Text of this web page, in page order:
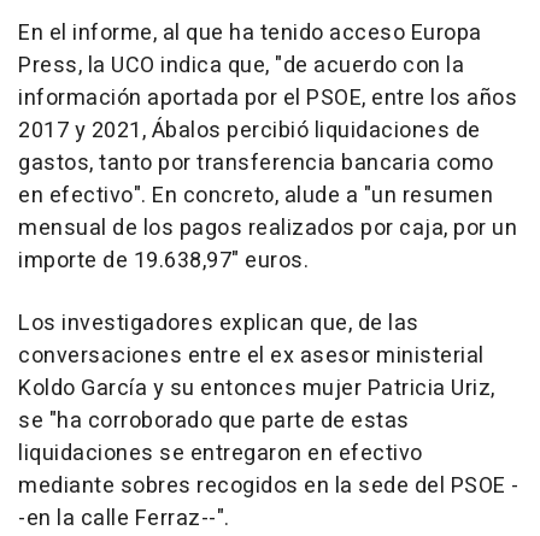
En el informe, al que ha tenido acceso Europa
Press, la UCO indica que, "de acuerdo con la
información aportada por el PSOE, entre los años
2017 y 2021, Ábalos percibió liquidaciones de
gastos, tanto por transferencia bancaria como
en efectivo". En concreto, alude a "un resumen
mensual de los pagos realizados por caja, por un
importe de 19.638,97" euros.
Los investigadores explican que, de las
conversaciones entre el ex asesor ministerial
Koldo García y su entonces mujer Patricia Uriz,
se "ha corroborado que parte de estas
liquidaciones se entregaron en efectivo
mediante sobres recogidos en la sede del PSOE -
-en la calle Ferraz--".